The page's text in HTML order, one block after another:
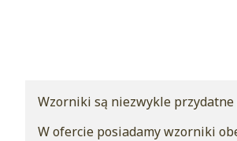
Wzorniki są niezwykle
W ofercie posiadamy wzorniki